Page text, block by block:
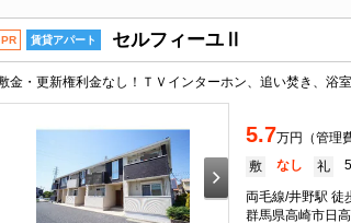
PR 賃貸アパート セルフィーユⅡ
5.7万円（管理
敷 なし 礼
両毛線/井野駅 徒
群馬県高崎市日